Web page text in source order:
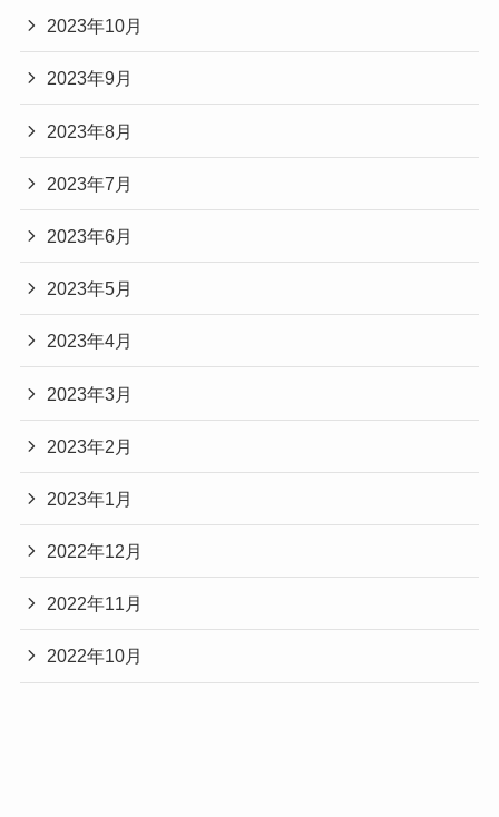
2023年10月
2023年9月
2023年8月
2023年7月
2023年6月
2023年5月
2023年4月
2023年3月
2023年2月
2023年1月
2022年12月
2022年11月
2022年10月